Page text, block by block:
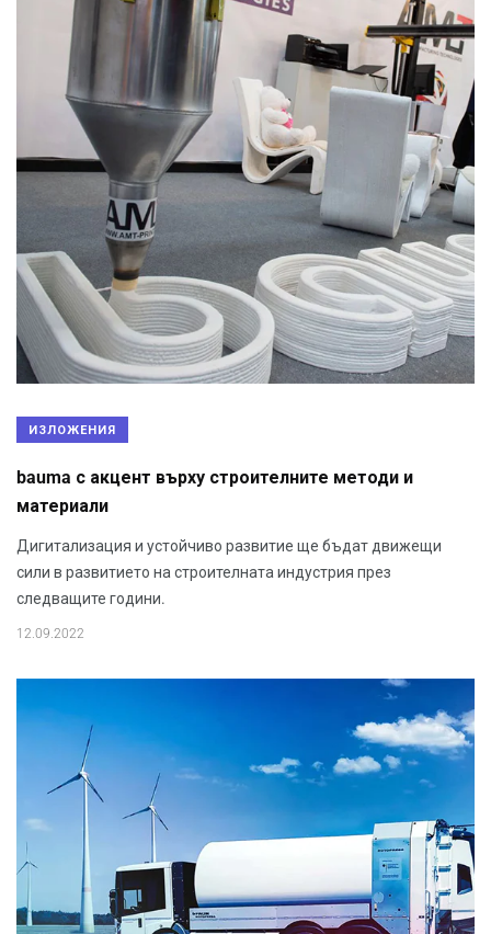
ИЗЛОЖЕНИЯ
bauma с акцент върху строителните методи и
материали
Дигитализация и устойчиво развитие ще бъдат движещи
сили в развитието на строителната индустрия през
следващите години.
12.09.2022